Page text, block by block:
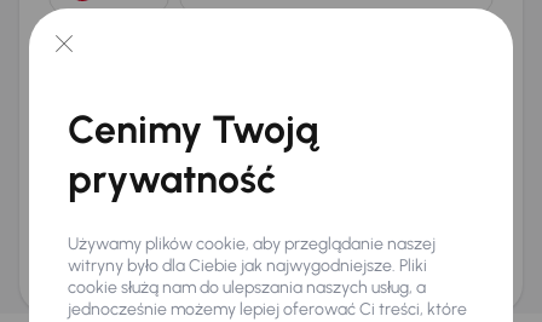
E-mail
Na numer telefonu (opcjonalnie)
Wyślij zapytanie
ani zagwarantowaną dostępnością pojazdu. AURES Holdings a.s., z siedzibą
Dopraváků 874/15, Čimice, 184 00 Praga 8, będzie przechowywać i przetwarzać
Twoje dane osobowe zgodnie z zasadami ochrony i przetwarzaniadanych
osobowych
Cenimy Twoją
prywatność
Używamy plików cookie, aby przeglądanie naszej
witryny było dla Ciebie jak najwygodniejsze. Pliki
cookie służą nam do ulepszania naszych usług, a
jednocześnie możemy lepiej oferować Ci treści, które